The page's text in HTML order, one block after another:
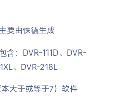
要由铼德生成
含：DVR-111D、DVR-
、DVR-218L
大于或等于7）软件